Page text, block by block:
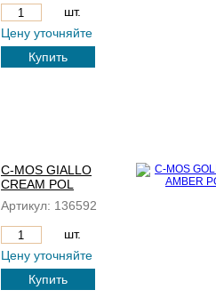
шт.
Цену уточняйте
Купить
C-MOS GIALLO
CREAM POL
Артикул: 136592
шт.
Цену уточняйте
Купить